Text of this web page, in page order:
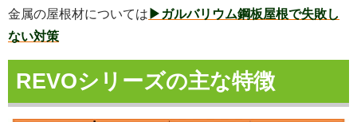
金属の屋根材については ▶ガルバリウム鋼板屋根で失敗し
ない対策
REVOシリーズの主な特徴